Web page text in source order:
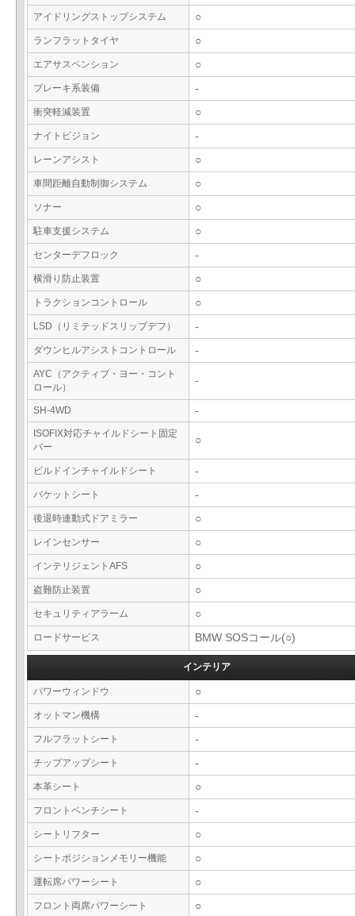
アイドリングストップシステム ○
ランフラットタイヤ ○
エアサスペンション ○
ブレーキ系装備 -
衝突軽減装置 ○
ナイトビジョン -
レーンアシスト ○
車間距離自動制御システム ○
ソナー ○
駐車支援システム ○
センターデフロック -
横滑り防止装置 ○
トラクションコントロール ○
LSD（リミテッドスリップデフ） -
ダウンヒルアシストコントロール -
AYC（アクティブ・ヨー・コント
ロール）
-
SH-4WD -
ISOFIX対応チャイルドシート固定
バー
○
ビルドインチャイルドシート -
バケットシート -
後退時連動式ドアミラー ○
レインセンサー ○
インテリジェントAFS ○
盗難防止装置 ○
セキュリティアラーム ○
ロードサービス BMW SOSコール(○)
インテリア
パワーウィンドウ ○
オットマン機構 -
フルフラットシート -
チップアップシート -
本革シート ○
フロントベンチシート -
シートリフター ○
シートポジションメモリー機能 ○
運転席パワーシート ○
フロント両席パワーシート ○